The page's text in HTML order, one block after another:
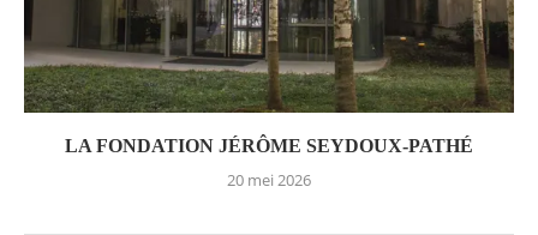
LA FONDATION JÉRÔME SEYDOUX-PATHÉ
20 mei 2026